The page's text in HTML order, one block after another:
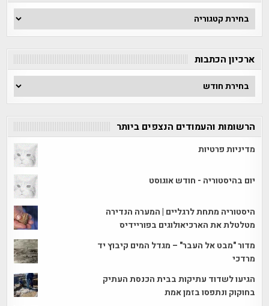
חפש
לפי
ארכיון הכתבות
ארכיון
הכתבות
הרשומות והעמודים הנצפים ביותר
מדיניות פרטיות
יום בהיסטוריה - חודש אוגוסט
היסטוריה מתחת לרגליים | המערה הנדירה
מטלטלת את הארכיאולוגים בפוריידיס
מדור "מבט אל העבר" – מגדל המים קיבוץ יד
מרדכי
הגיעו לשדוד עתיקות בבית הכנסת העתיק
בחוקוק ונתפסו בזמן אמת